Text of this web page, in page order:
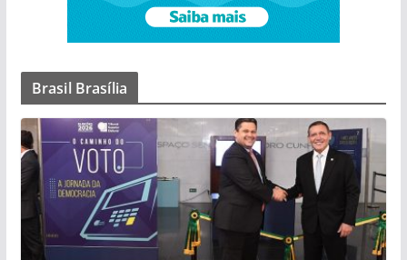
Brasil Brasília